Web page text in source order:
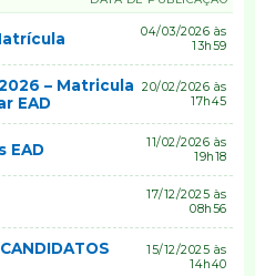
04/03/2026 às
13h59
– Matricula
EAD
20/02/2026 às
17h45
EAD
11/02/2026 às
19h18
17/12/2025 às
08h56
15/12/2025 às
14h40